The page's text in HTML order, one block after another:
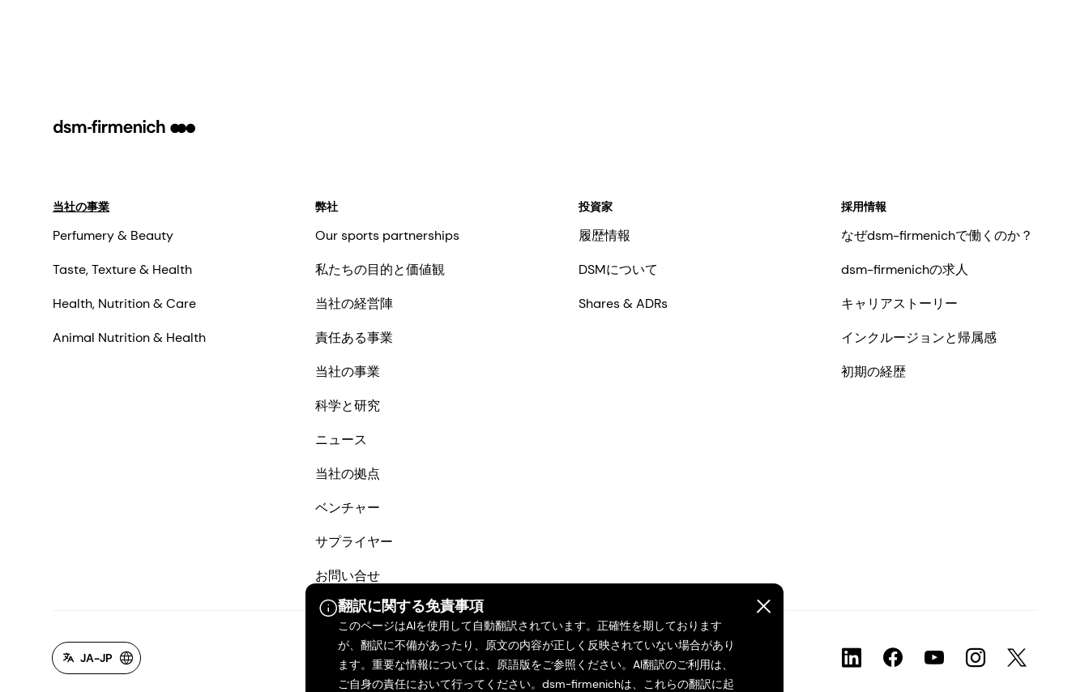
翻訳に関する免責事項
このページはAIを使用して自動翻訳されています。正確性を期しております
が、翻訳に不備があったり、原文の内容が正しく反映されていない場合があり
ます。重要な情報については、原語版をご参照ください。AI翻訳のご利用は、
ご自身の責任において行ってください。dsm-firmenichは、これらの翻訳に起
当社の事業
Perfumery & Beauty
Taste, Texture & Health
Health, Nutrition & Care
Animal Nutrition & Health
弊社
Our sports partnerships
私たちの目的と価値観
当社の経営陣
責任ある事業
当社の事業
科学と研究
ニュース
当社の拠点
ベンチャー
サプライヤー
お問い合せ
投資家
履歴情報
DSMについて
Shares & ADRs
採用情報
なぜdsm-firmenichで働くのか？
dsm-firmenichの求人
キャリアストーリー
インクルージョンと帰属感
初期の経歴
JA-JP